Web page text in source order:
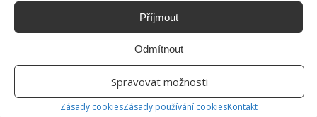
Příjmout
Odmítnout
Spravovat možnosti
Zásady cookiesZásady používání cookiesKontakt
přidala během svých studií a práce
redaktorky ji tak nadchla, že se
rozhodla zůstat. Její v...
autorovi]